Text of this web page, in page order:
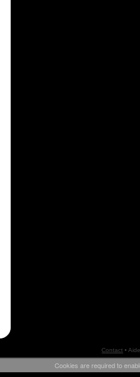
Contact •
Cookies are required to